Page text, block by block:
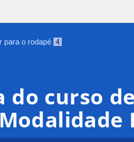
para o rodapé 4
do curso